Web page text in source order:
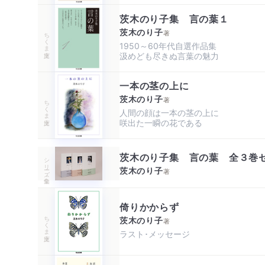
ちくま文庫
茨木のり子集 言の葉１
茨木のり子著
1950～60年代自選作品集
汲めども尽きぬ言葉の魅力
ちくま文庫
一本の茎の上に
茨木のり子著
人間の顔は一本の茎の上に
咲出た一瞬の花である
シリーズ・全集 茨木のり子集 言の葉 全３巻
茨木のり子著
ちくま文庫
倚りかからず
茨木のり子著
ラスト･メッセージ